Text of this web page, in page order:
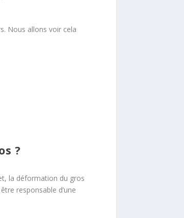
Nous allons voir cela
?
la déformation du gros
responsable d’une